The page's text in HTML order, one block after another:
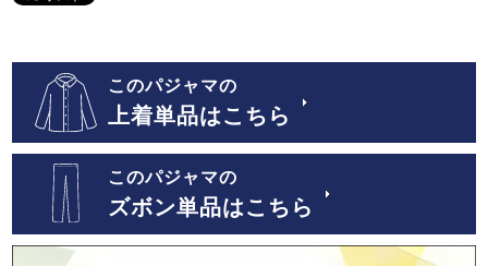
このパジャマの
上着単品はこちら
このパジャマの
ズボン単品はこちら